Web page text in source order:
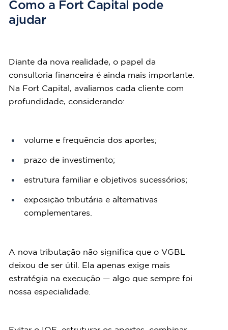
Como a Fort Capital pode
ajudar
Diante da nova realidade, o papel da
consultoria financeira é ainda mais importante.
Na Fort Capital, avaliamos cada cliente com
profundidade, considerando:
volume e frequência dos aportes;
prazo de investimento;
estrutura familiar e objetivos sucessórios;
exposição tributária e alternativas
complementares.
A nova tributação não significa que o VGBL
deixou de ser útil. Ela apenas exige mais
estratégia na execução — algo que sempre foi
nossa especialidade.